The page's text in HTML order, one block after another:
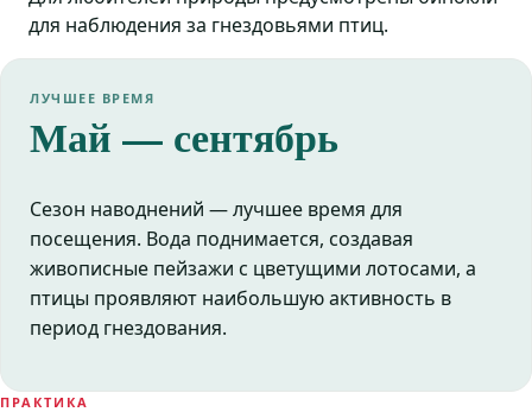
для наблюдения за гнездовьями птиц.
ЛУЧШЕЕ ВРЕМЯ
Май — сентябрь
Сезон наводнений — лучшее время для
посещения. Вода поднимается, создавая
живописные пейзажи с цветущими лотосами, а
птицы проявляют наибольшую активность в
период гнездования.
ПРАКТИКА